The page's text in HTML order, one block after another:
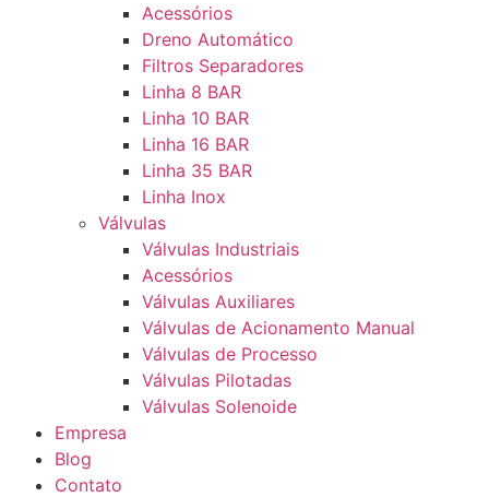
Acessórios
Dreno Automático
Filtros Separadores
Linha 8 BAR
Linha 10 BAR
Linha 16 BAR
Linha 35 BAR
Linha Inox
Válvulas
Válvulas Industriais
Acessórios
Válvulas Auxiliares
Válvulas de Acionamento Manual
Válvulas de Processo
Válvulas Pilotadas
Válvulas Solenoide
Empresa
Blog
Contato